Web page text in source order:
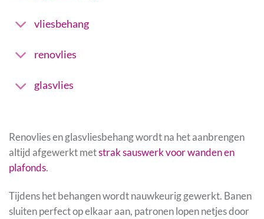
vliesbehang
renovlies
glasvlies
Renovlies en glasvliesbehang wordt na het aanbrengen
altijd afgewerkt metstrak sauswerk voor wanden en
plafonds.
Tijdens het behangen wordt nauwkeurig gewerkt. Banen
sluiten perfect op elkaar aan, patronen lopen netjes door